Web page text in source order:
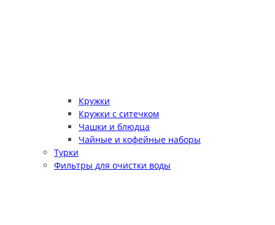
Кружки
Кружки с ситечком
Чашки и блюдца
Чайные и кофейные наборы
Турки
Фильтры для очистки воды